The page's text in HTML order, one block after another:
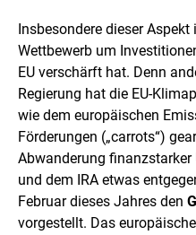
D
a
r
s
t
l
l
u
n
g
Insbesondere dieser Aspekt
Wettbewerb um
EU verschärft hat. Denn
Regierung hat die EU-
wie dem europäischen
Förderungen („carrots“)
Abwanderung finanzstarker
und dem IRA etwas
Februar dieses Jahres den
vorgestellt. Das